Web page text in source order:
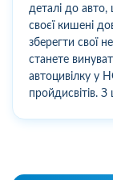
деталі до
своєї кишені
зберегти свої
станете
автоцивілку у
пройдисвітів.